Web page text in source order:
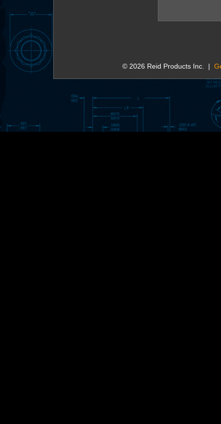
© 2026 Reid Products Inc. |